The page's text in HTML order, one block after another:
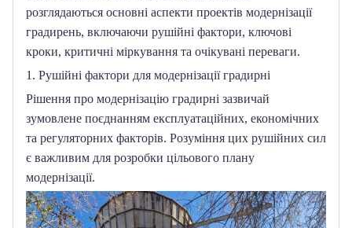
розглядаються основні аспекти проектів модернізації
градирень, включаючи рушійні фактори, ключові
кроки, критичні міркування та очікувані переваги.
1. Рушійні фактори для модернізації градирні
Рішення про модернізацію градирні зазвичай
зумовлене поєднанням експлуатаційних, економічних
та регуляторних факторів. Розуміння цих рушійних сил
є важливим для розробки цільового плану
модернізації.